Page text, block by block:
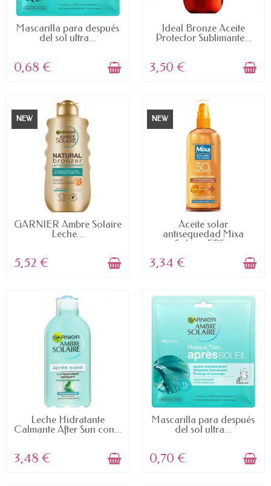
AVAILABLE
Mascarilla para después
del sol ultra...
0,68 €
AVAILABLE
Ideal Bronze Aceite
Protector Sublimante...
3,50 €
NEW
AVAILABLE
GARNIER Ambre Solaire
Leche...
5,52 €
NEW
AVAILABLE
Aceite solar
antisequedad Mixa
Solaire FPS...
3,34 €
AVAILABLE
Leche Hidratante
Calmante After Sun con...
3,48 €
AVAILABLE
Mascarilla para después
del sol ultra...
0,70 €